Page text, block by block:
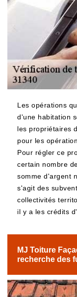
Les opérations
d'une habitation
les propriétaires
pour les
Pour régler ce
certain nombre
somme d'argent
s'agit des
collectivités
il y a les crédits
MJ Toiture
recherche des